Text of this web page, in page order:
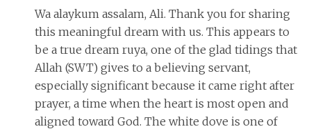
Wa alaykum assalam, Ali. Thank you for sharing
this meaningful dream with us. This appears to
be a true dream ruya, one of the glad tidings that
Allah (SWT) gives to a believing servant,
especially significant because it came right after
prayer, a time when the heart is most open and
aligned toward God. The white dove is one of